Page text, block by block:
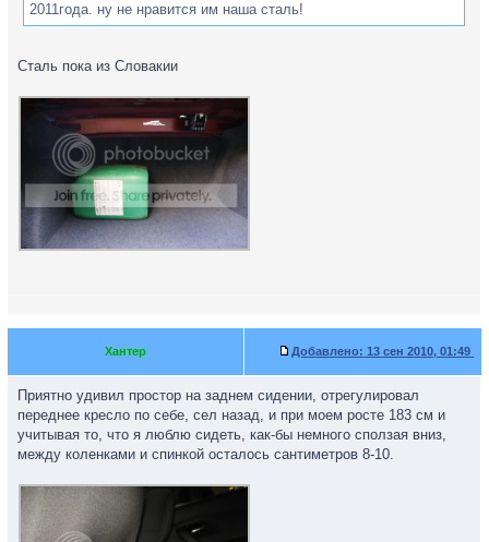
2011года. ну не нравится им наша сталь!
Сталь пока из Словакии
Хантер Добавлено: 13 сен 2010, 01:49
Приятно удивил простор на заднем сидении, отрегулировал
переднее кресло по себе, сел назад, и при моем росте 183 см и
учитывая то, что я люблю сидеть, как-бы немного сползая вниз,
между коленками и спинкой осталось сантиметров 8-10.